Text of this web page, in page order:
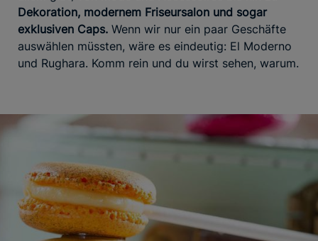
Dekoration, modernem Friseursalon und sogar
exklusiven Caps. Wenn wir nur ein paar Geschäfte
auswählen müssten, wäre es eindeutig: El Moderno
und Rughara. Komm rein und du wirst sehen, warum.